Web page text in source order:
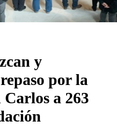
y
por la
a 263